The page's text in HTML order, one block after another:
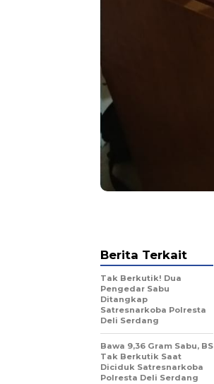
Berita Terkait
Tak Berkutik! Dua
Pengedar Sabu
Ditangkap
Satresnarkoba Polresta
Deli Serdang
Bawa 9,36 Gram Sabu, BS
Tak Berkutik Saat
Diciduk Satresnarkoba
Polresta Deli Serdang